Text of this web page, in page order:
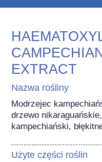
EXTRACT
Nazwa rośliny
Modrzejec
drzewo
kampechiański,
Użyte części roślin